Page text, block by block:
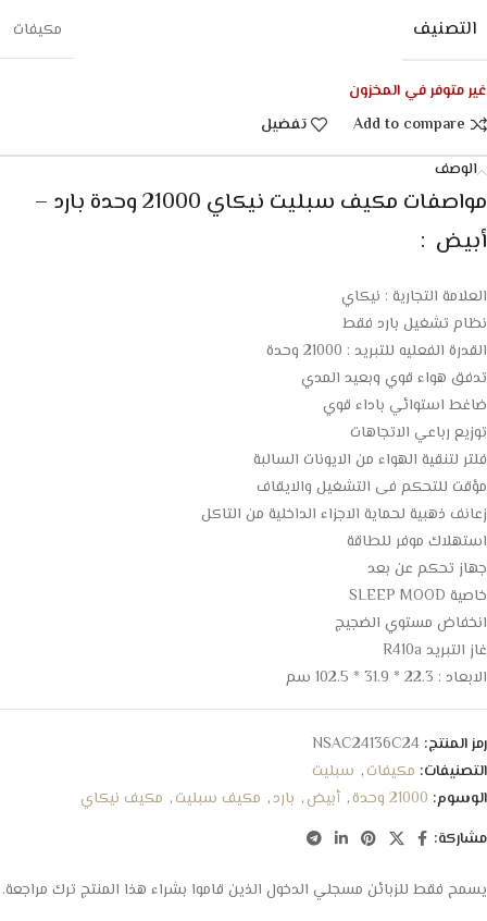
التصنيف مكيفات
غير متوفر في المخزون
Add to compare
تفضيل
الوصف
مواصفات مكيف سبليت نيكاي 21000 وحدة بارد –
أبيض :
العلامة التجارية : نيكاي
نظام تشغيل بارد فقط
القدرة الفعليه للتبريد : 21000 وحدة
تدفق هواء قوي وبعيد المدي
ضاغط استوائي باداء قوي
توزيع رباعي الاتجاهات
فلتر لتنقية الهواء من الايونات السالبة
مؤقت للتحكم فى التشغيل والايقاف
زعانف ذهبية لحماية الاجزاء الداخلية من التاكل
استهلاك موفر للطاقة
جهاز تحكم عن بعد
خاصية SLEEP MOOD
انخفاض مستوي الضجيج
غاز التبريد R410a
الابعاد : 22.3 * 31.9 * 102.5 سم
رمز المنتج: NSAC24136C24
التصنيفات: مكيفات, سبليت
الوسوم: 21000 وحدة , أبيض, بارد, مكيف سبليت, مكيف نيكاي
مشاركة:
يسمح فقط للزبائن مسجلي الدخول الذين قاموا بشراء هذا المنتج ترك مراجعة.